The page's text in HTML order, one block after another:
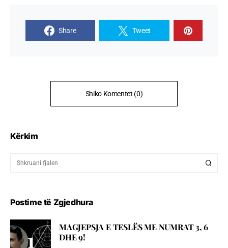
Share Tweet
Shiko Komentet (0)
Kërkim
Postime të Zgjedhura
MAGJEPSJA E TESLËS ME NUMRAT 3, 6
DHE 9!